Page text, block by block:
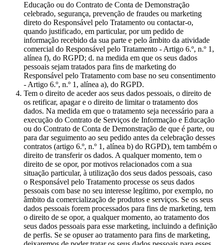
Educação ou do Contrato de Conta de Demonstração
celebrado, segurança, prevenção de fraudes ou marketing
direto do Responsável pelo Tratamento ou contactar-o,
quando justificado, em particular, por um pedido de
informação recebido da sua parte e pelo âmbito da atividade
comercial do Responsável pelo Tratamento - Artigo 6.º, n.º 1,
alínea f), do RGPD; d. na medida em que os seus dados
pessoais sejam tratados para fins de marketing do
Responsável pelo Tratamento com base no seu consentimento
- Artigo 6.º, n.º 1, alínea a), do RGPD.
Tem o direito de aceder aos seus dados pessoais, o direito de
os retificar, apagar e o direito de limitar o tratamento dos
dados. Na medida em que o tratamento seja necessário para a
execução do Contrato de Serviços de Informação e Educação
ou do Contrato de Conta de Demonstração de que é parte, ou
para dar seguimento ao seu pedido antes da celebração desses
contratos (artigo 6.º, n.º 1, alínea b) do RGPD), tem também o
direito de transferir os dados. A qualquer momento, tem o
direito de se opor, por motivos relacionados com a sua
situação particular, à utilização dos seus dados pessoais, caso
o Responsável pelo Tratamento processe os seus dados
pessoais com base no seu interesse legítimo, por exemplo, no
âmbito da comercialização de produtos e serviços. Se os seus
dados pessoais forem processados para fins de marketing, tem
o direito de se opor, a qualquer momento, ao tratamento dos
seus dados pessoais para esse marketing, incluindo a definição
de perfis. Se se opuser ao tratamento para fins de marketing,